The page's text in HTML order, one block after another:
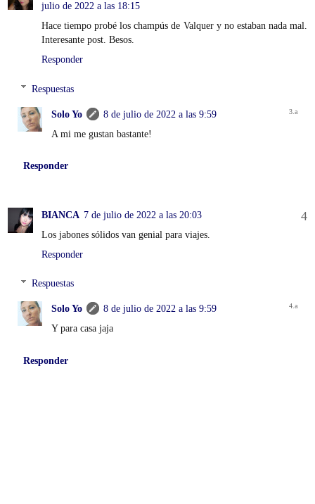
julio de 2022 a las 18:15
Hace tiempo probé los champús de Valquer y no estaban nada mal.
Interesante post. Besos.
Responder
Respuestas
Solo Yo
8 de julio de 2022 a las 9:59
A mi me gustan bastante!
Responder
BIANCA 7 de julio de 2022 a las 20:03
Los jabones sólidos van genial para viajes.
Responder
Respuestas
Solo Yo
8 de julio de 2022 a las 9:59
Y para casa jaja
Responder